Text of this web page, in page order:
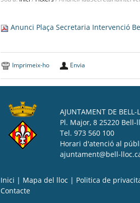
Anunci Plaça Secretaria Intervenció
Imprimeix-ho Envia
AJUNTAMENT DE BELL-
Pl. Major, 8 25220 Bell-
Tel. 973 560 100
Horari d'atenció al
ajuntament@bell-
Inici | Mapa del lloc | Politica de
Contacte